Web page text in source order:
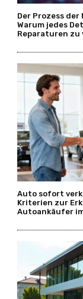
Der Prozess
Warum jedes
Reparaturen zu
Auto sofort
Kriterien zur
Autoankäufer